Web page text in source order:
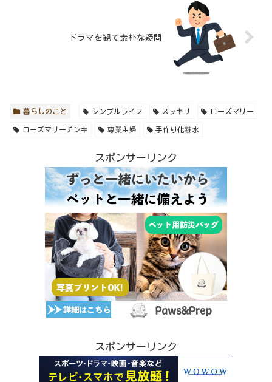
ドラマを観て素朴な疑問
暮らしのこと シンプルライフ スッキリ ローズマリー
ローズマリーチンキ 専業主婦 手作り化粧水
スポンサーリンク
スポンサーリンク